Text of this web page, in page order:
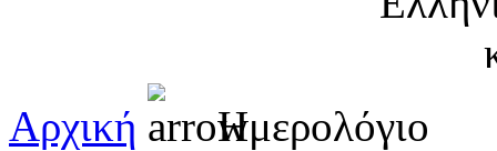
Αρχική Ημερολόγιο